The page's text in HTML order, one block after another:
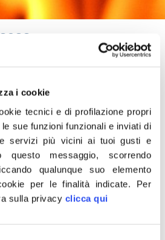
i cookie
tecnici e di profilazione propri
sue funzioni funzionali e inviati di
e servizi più vicini ai tuoi gusti e
questo messaggio, scorrendo
qualunque suo elemento
per le finalità indicate. Per
sulla privacy clicca qui
quanto accaduto a Peschici, in
di un incendio. Esprimo la
tutta e specificamente ai
vicenda si stanno svolgendo
attenzione per verificarne le
posso già assicurare che se si
di intimidazione, i Carabinieri
al loro fianco tutto il Governo